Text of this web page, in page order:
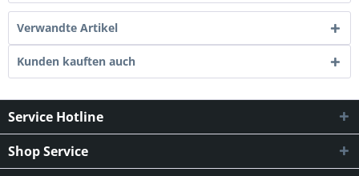
Verwandte Artikel
Kunden kauften auch
Service Hotline
Shop Service